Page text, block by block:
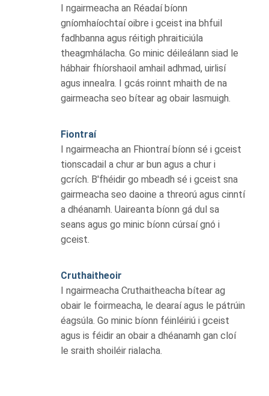
I ngairmeacha an Réadaí bíonn
gníomhaíochtaí oibre i gceist ina bhfuil
fadhbanna agus réitigh phraiticiúla
theagmhálacha. Go minic déileálann siad le
hábhair fhíorshaoil amhail adhmad, uirlisí
agus innealra. I gcás roinnt mhaith de na
gairmeacha seo bítear ag obair lasmuigh.
Fiontraí
I ngairmeacha an Fhiontraí bíonn sé i gceist
tionscadail a chur ar bun agus a chur i
gcrích. B'fhéidir go mbeadh sé i gceist sna
gairmeacha seo daoine a threorú agus cinntí
a dhéanamh. Uaireanta bíonn gá dul sa
seans agus go minic bíonn cúrsaí gnó i
gceist.
Cruthaitheoir
I ngairmeacha Cruthaitheacha bítear ag
obair le foirmeacha, le dearaí agus le pátrúin
éagsúla. Go minic bíonn féinléiriú i gceist
agus is féidir an obair a dhéanamh gan cloí
le sraith shoiléir rialacha.